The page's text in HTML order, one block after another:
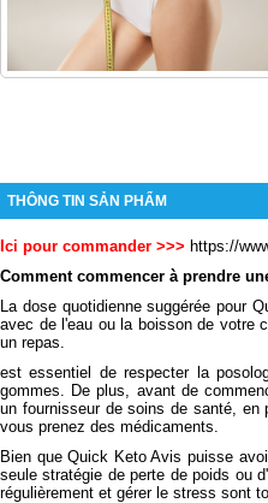
THÔNG TIN SẢN PHẨM
Ici pour commander >>> https://
Comment commencer à prendre
La dose quotidienne suggérée pour
avec de l'eau ou la boisson de votre
un repas.
est essentiel de respecter la
gommes. De plus, avant de
un fournisseur de soins de santé,
vous prenez des médicaments.
Bien que Quick Keto Avis puisse
seule stratégie de perte de poids ou
régulièrement et gérer le stress sont